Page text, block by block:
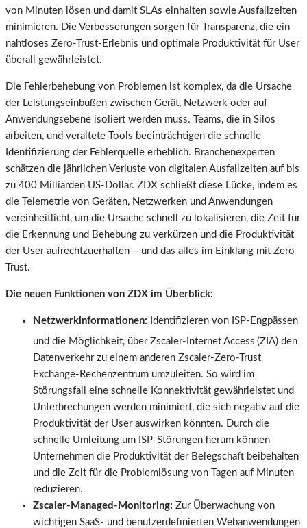
von Minuten lösen und damit SLAs einhalten sowie Ausfallzeiten
minimieren. Die Verbesserungen sorgen für Transparenz, die ein
nahtloses Zero-Trust-Erlebnis und optimale Produktivität für User
überall gewährleistet.
Die Fehlerbehebung von Problemen ist komplex, da die Ursache
der Leistungseinbußen zwischen Gerät, Netzwerk oder auf
Anwendungsebene isoliert werden muss. Teams, die in Silos
arbeiten, und veraltete Tools beeinträchtigen die schnelle
Identifizierung der Fehlerquelle erheblich. Branchenexperten
schätzen die jährlichen Verluste von digitalen Ausfallzeiten auf bis
zu 400 Milliarden US-Dollar. ZDX schließt diese Lücke, indem es
die Telemetrie von Geräten, Netzwerken und Anwendungen
vereinheitlicht, um die Ursache schnell zu lokalisieren, die Zeit für
die Erkennung und Behebung zu verkürzen und die Produktivität
der User aufrechtzuerhalten – und das alles im Einklang mit Zero
Trust.
Die neuen Funktionen von ZDX im Überblick:
Netzwerkinformationen: Identifizieren von ISP-Engpässen
und die Möglichkeit, über Zscaler-Internet Access (ZIA) den
Datenverkehr zu einem anderen Zscaler-Zero-Trust
Exchange-Rechenzentrum umzuleiten. So wird im
Störungsfall eine schnelle Konnektivität gewährleistet und
Unterbrechungen werden minimiert, die sich negativ auf die
Produktivität der User auswirken könnten. Durch die
schnelle Umleitung um ISP-Störungen herum können
Unternehmen die Produktivität der Belegschaft beibehalten
und die Zeit für die Problemlösung von Tagen auf Minuten
reduzieren.
Zscaler-Managed-Monitoring: Zur Überwachung von
wichtigen SaaS- und benutzerdefinierten Webanwendungen